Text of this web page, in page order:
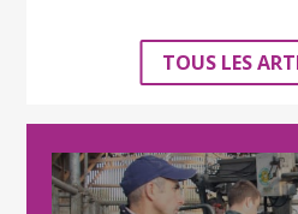
TOUS LES